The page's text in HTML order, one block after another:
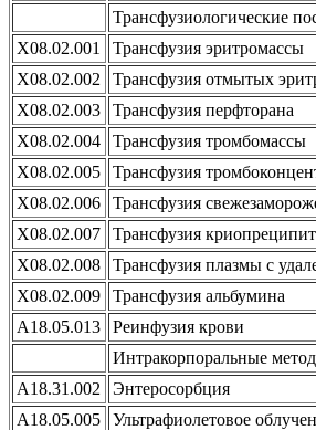
Трансфузиологические
X08.02.001
Трансфузия эритромассы
X08.02.002
Трансфузия отмытых
X08.02.003
Трансфузия перфторана
X08.02.004
Трансфузия тромбомассы
X08.02.005
Трансфузия
X08.02.006
Трансфузия
X08.02.007
Трансфузия
X08.02.008
Трансфузия плазмы с
X08.02.009
Трансфузия альбумина
А18.05.013
Реинфузия крови
Интракорпоральные
А18.31.002
Энтеросорбция
А18.05.005
Ультрафиолетовое